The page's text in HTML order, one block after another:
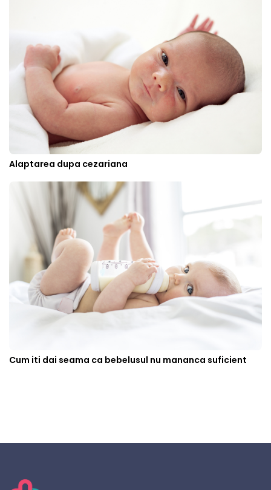
Alaptarea dupa cezariana
Cum iti dai seama ca bebelusul nu mananca suficient